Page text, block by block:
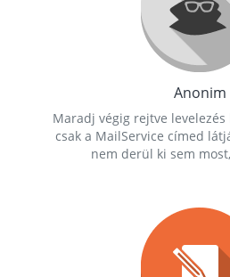
Anonim
Maradj végig rejtve
csak a MailService címed
nem derül ki sem